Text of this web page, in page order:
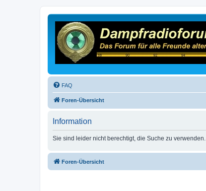
FAQ
Foren-Übersicht
Information
Sie sind leider nicht berechtigt, die Suche zu verwenden.
Foren-Übersicht